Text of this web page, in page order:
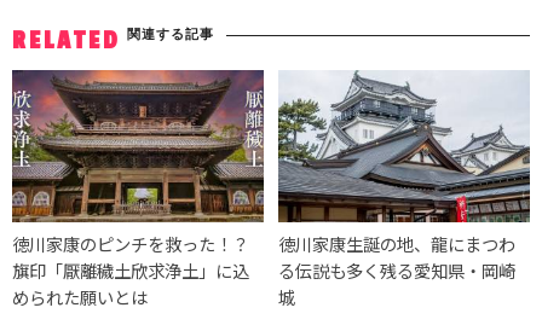
RELATED 関連する記事
徳川家康のピンチを救った！？
旗印「厭離穢土欣求浄土」に込
められた願いとは
徳川家康生誕の地、龍にまつわ
る伝説も多く残る愛知県・岡崎
城